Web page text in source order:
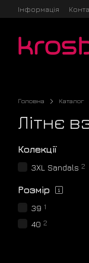
Перейти до
Інформація
Головна Каталог
Літнє
Колекції
3XL Sandals 2
Розмір
39 1
40 2